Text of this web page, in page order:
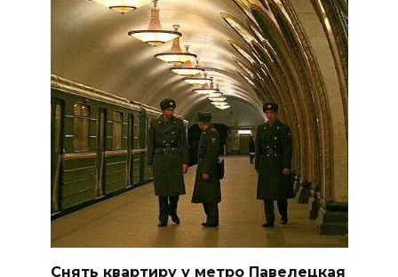
Снять квартиру у метро Павелецкая